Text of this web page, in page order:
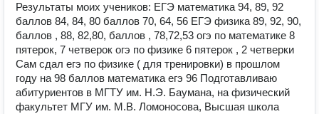
Результаты моих учеников: ЕГЭ математика 94, 89, 92
баллов 84, 84, 80 баллов 70, 64, 56 ЕГЭ физика 89, 92, 90,
баллов , 88, 82,80, баллов , 78,72,53 огэ по математике 8
пятерок, 7 четверок огэ по физике 6 пятерок , 2 четверки
Сам сдал егэ по физике ( для тренировки) в прошлом
году на 98 баллов математика егэ 96 Подготавливаю
абитуриентов в МГТУ им. Н.Э. Баумана, на физический
факультет МГУ им. М.В. Ломоносова, Высшая школа